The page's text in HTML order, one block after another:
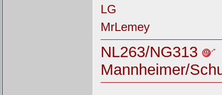
LG
MrLemey
NL263/NG313
Mannheimer/